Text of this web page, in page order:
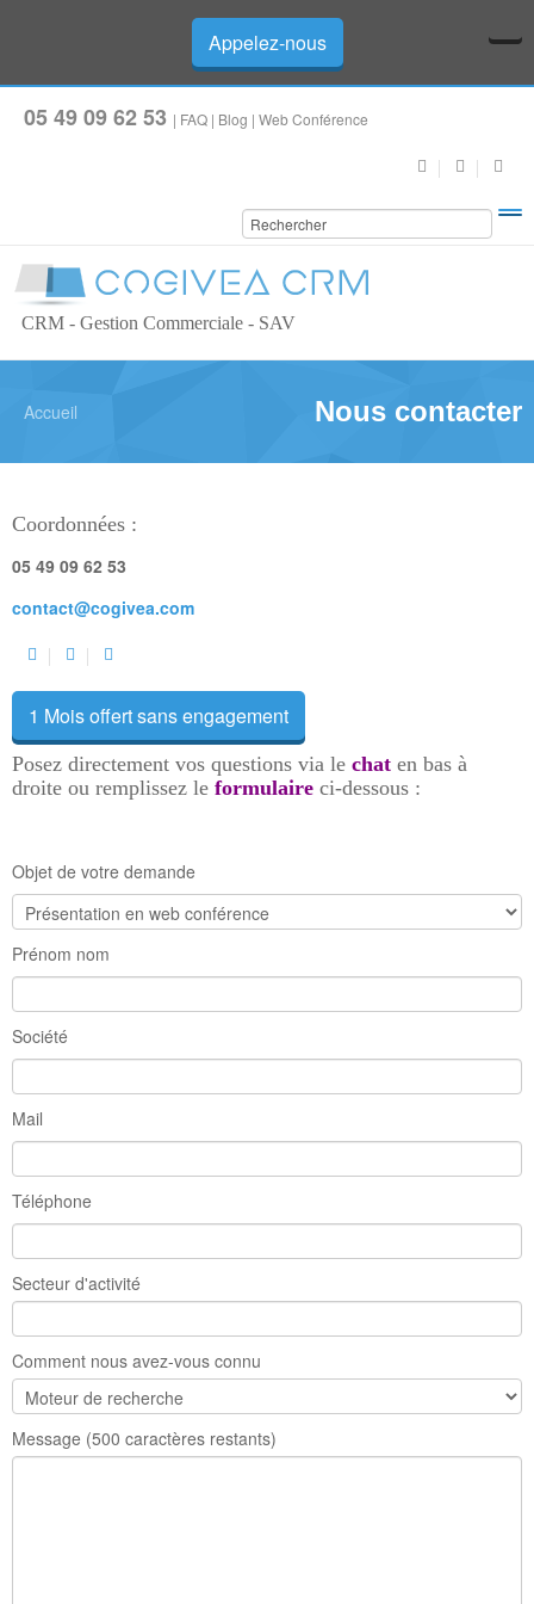
Appelez-nous
05 49 09 62 53 | FAQ | Blog | Web Conférence
CRM - Gestion Commerciale - SAV
Accueil Nous contacter
Coordonnées :
05 49 09 62 53
contact@cogivea.com
1 Mois offert sans engagement
Posez directement vos questions via le chat en bas à
droite ou remplissez le formulaire ci-dessous :
Objet de votre demande
Prénom nom
Société
Mail
Téléphone
Secteur d'activité
Comment nous avez-vous connu
Message (500 caractères restants)